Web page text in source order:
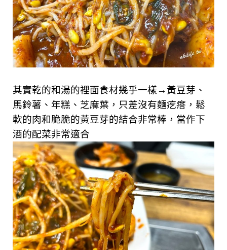
其實乾的和湯的裡面食材幾乎一樣→黃豆芽、
馬鈴薯、年糕、芝麻葉，只差沒有麵疙瘩，鬆
軟的肉和脆脆的黃豆芽的結合非常棒，當作下
酒的配菜非常適合